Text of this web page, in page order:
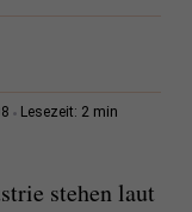
Lesezeit: 2 min
stehen laut